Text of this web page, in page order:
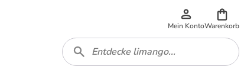
Mein KontoWarenkorb